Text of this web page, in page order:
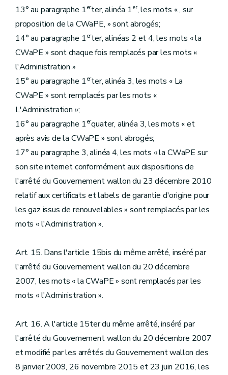
13° au paragraphe 1erter, alinéa 1er, les mots « , sur
proposition de la CWaPE, » sont abrogés;
14° au paragraphe 1erter, alinéas 2 et 4, les mots « la
CWaPE » sont chaque fois remplacés par les mots «
l'Administration »
15° au paragraphe 1erter, alinéa 3, les mots « La
CWaPE » sont remplacés par les mots «
L'Administration »;
16° au paragraphe 1erquater, alinéa 3, les mots « et
après avis de la CWaPE » sont abrogés;
17° au paragraphe 3, alinéa 4, les mots « la CWaPE sur
son site internet conformément aux dispositions de
l'arrêté du Gouvernement wallon du 23 décembre 2010
relatif aux certificats et labels de garantie d'origine pour
les gaz issus de renouvelables » sont remplacés par les
mots « l'Administration ».
Art. 15. Dans l'article 15bis du même arrêté, inséré par
l'arrêté du Gouvernement wallon du 20 décembre
2007, les mots « la CWaPE » sont remplacés par les
mots « l'Administration ».
Art. 16. A l'article 15ter du même arrêté, inséré par
l'arrêté du Gouvernement wallon du 20 décembre 2007
et modifié par les arrêtés du Gouvernement wallon des
8 janvier 2009, 26 novembre 2015 et 23 juin 2016, les